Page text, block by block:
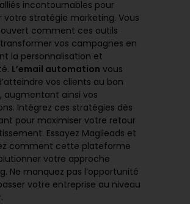
incontournables pour
votre stratégie marketing. Vous
comment ces outils
vos campagnes en
la personnalisation et
L’email automation vous
vos clients au bon
augmentant ainsi vos
. Intégrez ces stratégies dès
pour maximiser votre retour
Essayez Magileads et
comment cette plateforme
votre approche
Ne manquez pas l’opportunité
votre entreprise au niveau